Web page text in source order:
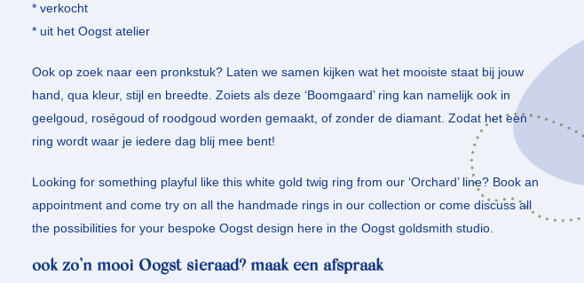
* verkocht
* uit het Oogst atelier
Ook op zoek naar een pronkstuk? Laten we samen kijken wat het mooiste staat bij jouw
hand, qua kleur, stijl en breedte. Zoiets als deze ‘Boomgaard’ ring kan namelijk ook in
geelgoud, roségoud of roodgoud worden gemaakt, of zonder de diamant. Zodat het een
ring wordt waar je iedere dag blij mee bent!
Looking for something playful like this white gold twig ring from our ‘Orchard’ line? Book an
appointment and come try on all the handmade rings in our collection or come discuss all
the possibilities for your bespoke Oogst design here in the Oogst goldsmith studio.
ook zo’n mooi Oogst sieraad? maak een afspraak